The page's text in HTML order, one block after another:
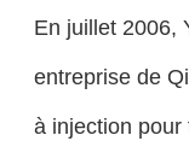
En juillet 2006,
entreprise de
à injection pour